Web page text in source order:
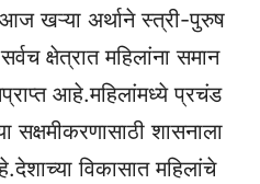
खऱ्या अर्थाने स्त्री-पुरुष
क्षेत्रात महिलांना समान
आहे.महिलांमध्ये प्रचंड
सक्षमीकरणासाठी शासनाला
विकासात महिलांचे